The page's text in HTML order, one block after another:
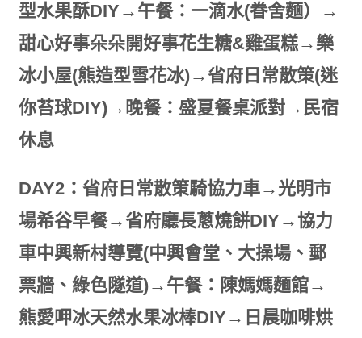
型水果酥DIY→午餐：一滴水(眷舍麵）→
甜心好事朵朵開好事花生糖&雞蛋糕→樂
冰小屋(熊造型雪花冰)→省府日常散策(迷
你苔球DIY)→晚餐：盛夏餐桌派對→民宿
休息
DAY2：省府日常散策騎協力車→光明市
場希谷早餐→省府廳長蔥燒餅DIY→協力
車中興新村導覽(中興會堂、大操場、郵
票牆、綠色隧道)→午餐：陳媽媽麵館→
熊愛呷冰天然水果冰棒DIY→日晨咖啡烘